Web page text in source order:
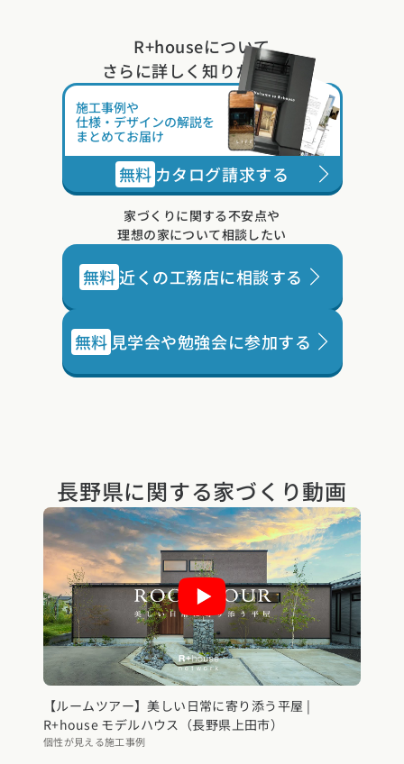
R+houseについて
さらに詳しく知りたい方は
施工事例や
仕様・デザインの解説を
まとめてお届け
無料 カタログ請求する
家づくりに関する不安点や
理想の家について相談したい
無料近くの工務店に相談する
無料 見学会や勉強会に参加する
長野県に関する家づくり動画
【ルームツアー】美しい日常に寄り添う平屋 |
R+house モデルハウス（長野県上田市）
個性が見える施工事例